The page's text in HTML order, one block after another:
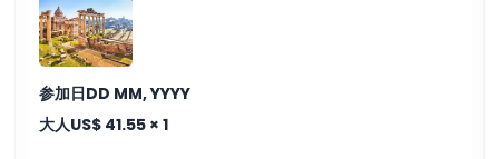
除外事項
営業時間
参加日DD MM, YYYY
大人US$ 41.55 × 1